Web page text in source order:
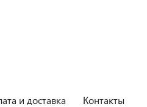
и доставка Контакты